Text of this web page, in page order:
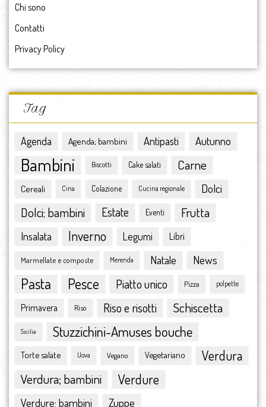
marzo 2017
febbraio 2017
gennaio 2017
dicembre 2016
novembre 2016
ottobre 2016
settembre 2016
luglio 2016
giugno 2016
aprile 2016
marzo 2016
febbraio 2016
gennaio 2016
novembre 2015
ottobre 2015
agosto 2015
luglio 2015
maggio 2015
marzo 2015
febbraio 2015
Chi sono
Contatti
Privacy Policy
Tag
Agenda Agenda; bambini Antipasti Autunno
Bambini Biscotti Cake salati Carne
Cereali Cina Colazione Cucina regionale Dolci
Dolci; bambini Estate Eventi Frutta
Insalata Inverno Legumi Libri
Marmellate e composte Merenda Natale News
Pasta Pesce Piatto unico Pizza polpette
Primavera Riso Riso e risotti Schiscetta
Sicilia Stuzzichini-Amuses bouche
Torte salate Uova Vegano Vegetariano Verdura
Verdura; bambini Verdure
Verdure; bambini Zuppe